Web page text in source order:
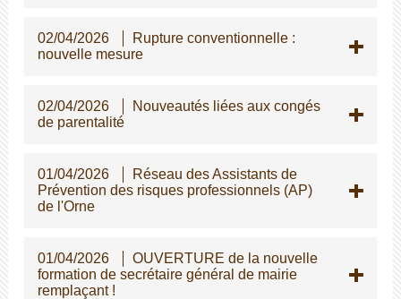
02/04/2026
Rupture conventionnelle :
nouvelle mesure
02/04/2026
Nouveautés liées aux congés
de parentalité
01/04/2026
Réseau des Assistants de
Prévention des risques professionnels (AP)
de l'Orne
01/04/2026
OUVERTURE de la nouvelle
formation de secrétaire général de mairie
remplaçant !